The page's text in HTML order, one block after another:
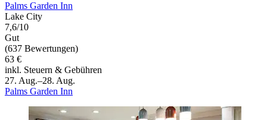
Palms Garden Inn
Lake City
7,6/10
Gut
(637 Bewertungen)
63 €
inkl. Steuern & Gebühren
27. Aug.–28. Aug.
Palms Garden Inn